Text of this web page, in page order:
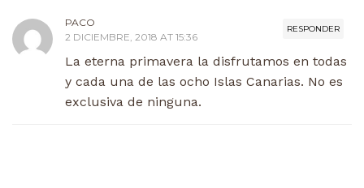
RESPONDER
PACO
2 DICIEMBRE, 2018 AT 15:36
La eterna primavera la disfrutamos en todas
y cada una de las ocho Islas Canarias. No es
exclusiva de ninguna.